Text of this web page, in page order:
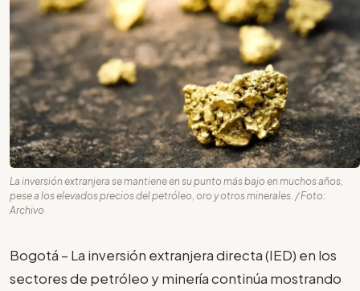
La inversión extranjera se mantiene en su punto más bajo en muchos años,
pese a los elevados precios del petróleo, oro y otros minerales. / Foto:
Archivo
Bogotá – La inversión extranjera directa (IED) en los
sectores de petróleo y minería continúa mostrando